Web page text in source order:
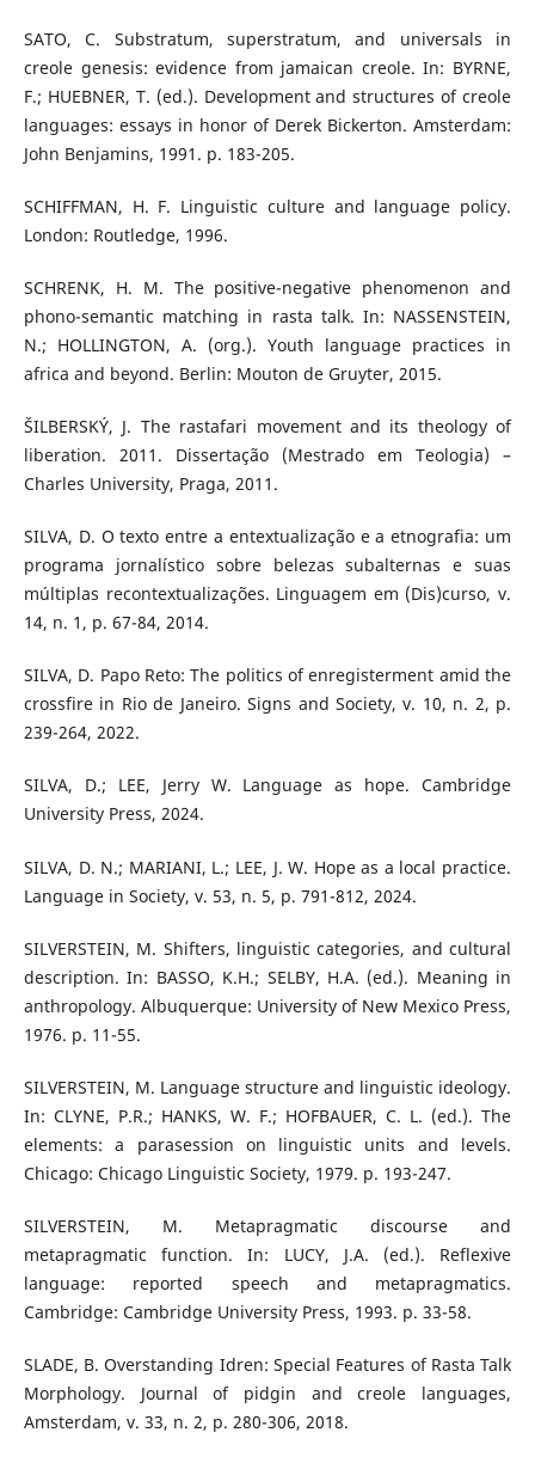
SATO, C. Substratum, superstratum, and universals in
creole genesis: evidence from jamaican creole. In: BYRNE,
F.; HUEBNER, T. (ed.). Development and structures of creole
languages: essays in honor of Derek Bickerton. Amsterdam:
John Benjamins, 1991. p. 183-205.
SCHIFFMAN, H. F. Linguistic culture and language policy.
London: Routledge, 1996.
SCHRENK, H. M. The positive-negative phenomenon and
phono-semantic matching in rasta talk. In: NASSENSTEIN,
N.; HOLLINGTON, A. (org.). Youth language practices in
africa and beyond. Berlin: Mouton de Gruyter, 2015.
ŠILBERSKÝ, J. The rastafari movement and its theology of
liberation. 2011. Dissertação (Mestrado em Teologia) –
Charles University, Praga, 2011.
SILVA, D. O texto entre a entextualização e a etnografia: um
programa jornalístico sobre belezas subalternas e suas
múltiplas recontextualizações. Linguagem em (Dis)curso, v.
14, n. 1, p. 67-84, 2014.
SILVA, D. Papo Reto: The politics of enregisterment amid the
crossfire in Rio de Janeiro. Signs and Society, v. 10, n. 2, p.
239-264, 2022.
SILVA, D.; LEE, Jerry W. Language as hope. Cambridge
University Press, 2024.
SILVA, D. N.; MARIANI, L.; LEE, J. W. Hope as a local practice.
Language in Society, v. 53, n. 5, p. 791-812, 2024.
SILVERSTEIN, M. Shifters, linguistic categories, and cultural
description. In: BASSO, K.H.; SELBY, H.A. (ed.). Meaning in
anthropology. Albuquerque: University of New Mexico Press,
1976. p. 11-55.
SILVERSTEIN, M. Language structure and linguistic ideology.
In: CLYNE, P.R.; HANKS, W. F.; HOFBAUER, C. L. (ed.). The
elements: a parasession on linguistic units and levels.
Chicago: Chicago Linguistic Society, 1979. p. 193-247.
SILVERSTEIN, M. Metapragmatic discourse and
metapragmatic function. In: LUCY, J.A. (ed.). Reflexive
language: reported speech and metapragmatics.
Cambridge: Cambridge University Press, 1993. p. 33-58.
SLADE, B. Overstanding Idren: Special Features of Rasta Talk
Morphology. Journal of pidgin and creole languages,
Amsterdam, v. 33, n. 2, p. 280-306, 2018.